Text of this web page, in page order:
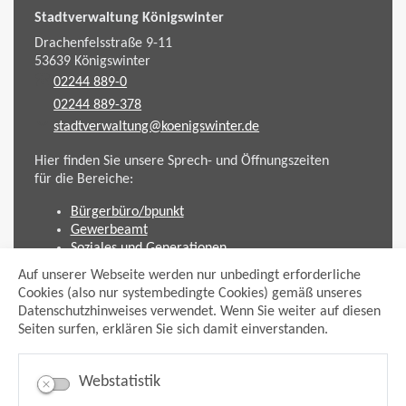
Auf unserer Webseite werden nur unbedingt erforderliche
Cookies (also nur systembedingte Cookies) gemäß unseres
Datenschutzhinweises verwendet. Wenn Sie weiter auf diesen
Seiten surfen, erklären Sie sich damit einverstanden.
Webstatistik
Stadtverwaltung Königswinter
Drachenfelsstraße 9-11
53639Königswinter
02244 889-0
02244 889-378
stadtverwaltung@koenigswinter.de
Hier finden Sie unsere Sprech- und Öffnungszeiten
für die Bereiche:
Bürgerbüro/bpunkt
Gewerbeamt
Soziales und Generationen
Standesamt
Friedhofsverwaltung
Planen und Bauen (Bauamt)
Impressum
Datenschutzhinweis
Anmelden